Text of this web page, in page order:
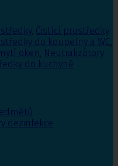
, Čistící prostředky
do koupelny a WC,
oken, Neutralizátory
do kuchyně
dezinfekce